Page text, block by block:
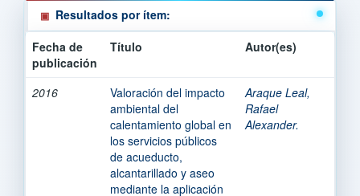
Resultados por ítem:
Fecha de
publicación
Título Autor(es)
2016
Valoración del impacto
ambiental del
calentamiento global en
los servicios públicos
de acueducto,
alcantarillado y aseo
mediante la aplicación
Araque Leal,
Rafael
Alexander.